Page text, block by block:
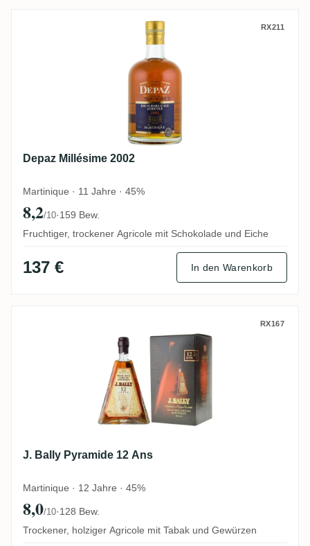
Depaz Millésime 2002 RX211
Depaz Millésime 2002
Martinique · 11 Jahre · 45%
8,2/10·159 Bew.
Fruchtiger, trockener Agricole mit Schokolade und Eiche
137 € In den Warenkorb
RX167
J. Bally Pyramide 12 Ans
Martinique · 12 Jahre · 45%
8,0/10·128 Bew.
Trockener, holziger Agricole mit Tabak und Gewürzen